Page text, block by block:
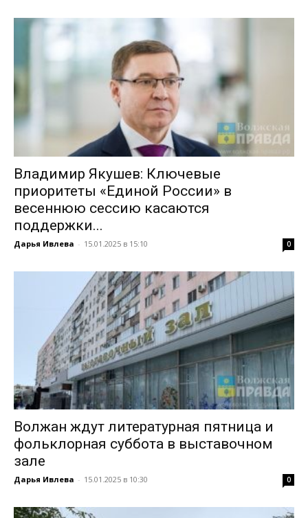
Владимир Якушев: Ключевые
приоритеты «Единой России» в
весеннюю сессию касаются
поддержки...
Дарья Ивлева - 15.01.2025 в 15:10 0
Волжан ждут литературная пятница и
фольклорная суббота в выставочном
зале
Дарья Ивлева - 15.01.2025 в 10:30 0